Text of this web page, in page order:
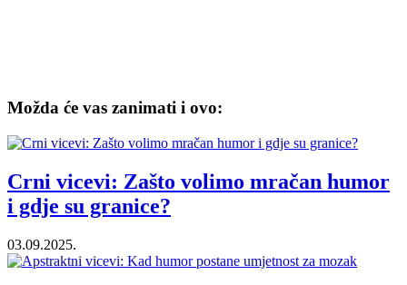
Možda će vas zanimati i ovo:
Crni vicevi: Zašto volimo mračan humor
i gdje su granice?
03.09.2025.